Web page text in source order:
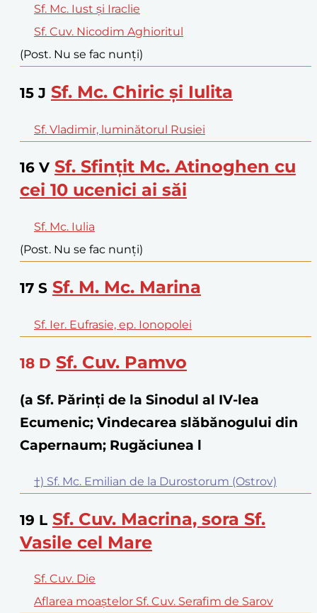
Sf. Mc. Iust și Iraclie
Sf. Cuv. Nicodim Aghioritul
(Post. Nu se fac nunți)
15 J Sf. Mc. Chiric și Iulita
Sf. Vladimir, luminătorul Rusiei
16 V Sf. Sfințit Mc. Atinoghen cu
cei 10 ucenici ai săi
Sf. Mc. Iulia
(Post. Nu se fac nunți)
17 S Sf. M. Mc. Marina
Sf. Ier. Eufrasie, ep. Ionopolei
18 D Sf. Cuv. Pamvo
(a Sf. Părinţi de la Sinodul al IV-lea
Ecumenic; Vindecarea slăbănogului din
Capernaum; Rugăciunea l
†) Sf. Mc. Emilian de la Durostorum (Ostrov)
19 L Sf. Cuv. Macrina, sora Sf.
Vasile cel Mare
Sf. Cuv. Die
Aflarea moaștelor Sf. Cuv. Serafim de Sarov